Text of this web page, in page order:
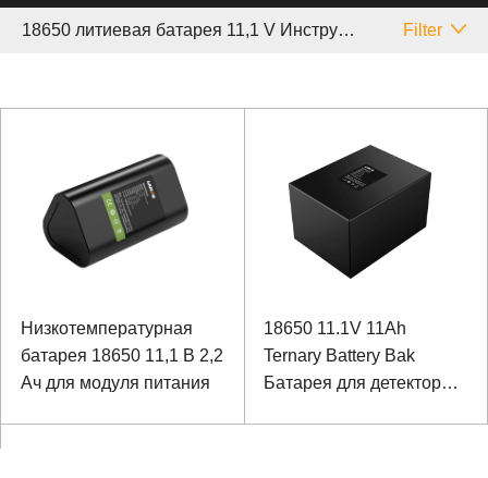
18650 литиевая батарея 11,1 V Инструмент Filter
Низкотемпературная
батарея 18650 11,1 В 2,2
Ач для модуля питания
18650 11.1V 11Ah
Ternary Battery Bak
Батарея для детектора